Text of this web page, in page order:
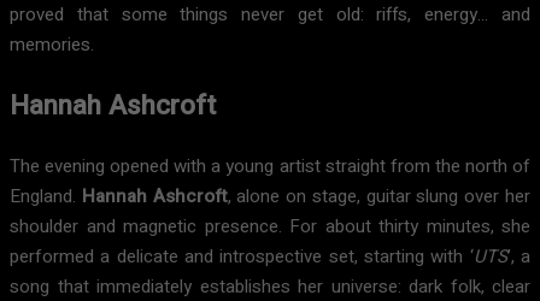
proved that some things never get old: riffs, energy… and
memories.
Hannah Ashcroft
The evening opened with a young artist straight from the north of
England. Hannah Ashcroft, alone on stage, guitar slung over her
shoulder and magnetic presence. For about thirty minutes, she
performed a delicate and introspective set, starting with ‘UTS’, a
song that immediately establishes her universe: dark folk, clear